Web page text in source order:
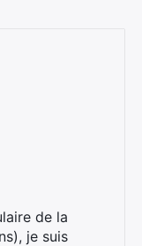
de la
je suis